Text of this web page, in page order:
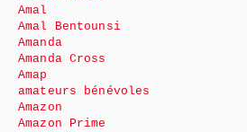
Amal
Amal Bentounsi
Amanda
Amanda Cross
Amap
amateurs bénévoles
Amazon
Amazon Prime